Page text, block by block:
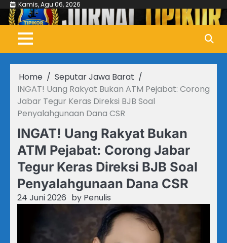
Skip
content
Kamis, Agu 06, 2026
Home
Seputar Jawa Barat
INGAT! Uang Rakyat Bukan ATM Pejabat: Corong
Jabar Tegur Keras Direksi BJB Soal
Penyalahgunaan Dana CSR
INGAT! Uang Rakyat Bukan
ATM Pejabat: Corong Jabar
Tegur Keras Direksi BJB Soal
Penyalahgunaan Dana CSR
24 Juni 2026 by Penulis